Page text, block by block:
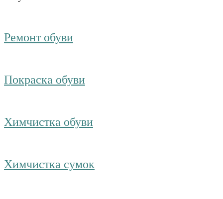
Ремонт обуви
Покраска обуви
Химчистка обуви
Химчистка сумок